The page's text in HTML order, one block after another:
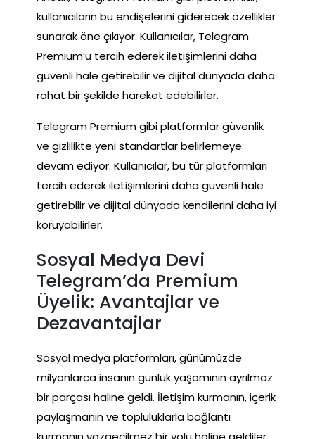
kullanıcıların bu endişelerini giderecek özellikler
sunarak öne çıkıyor. Kullanıcılar, Telegram
Premium’u tercih ederek iletişimlerini daha
güvenli hale getirebilir ve dijital dünyada daha
rahat bir şekilde hareket edebilirler.
Telegram Premium gibi platformlar güvenlik
ve gizlilikte yeni standartlar belirlemeye
devam ediyor. Kullanıcılar, bu tür platformları
tercih ederek iletişimlerini daha güvenli hale
getirebilir ve dijital dünyada kendilerini daha iyi
koruyabilirler.
Sosyal Medya Devi
Telegram’da Premium
Üyelik: Avantajlar ve
Dezavantajlar
Sosyal medya platformları, günümüzde
milyonlarca insanın günlük yaşamının ayrılmaz
bir parçası haline geldi. İletişim kurmanın, içerik
paylaşmanın ve topluluklarla bağlantı